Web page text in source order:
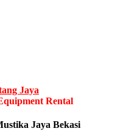
Jaya
Rental
Jaya Bekasi